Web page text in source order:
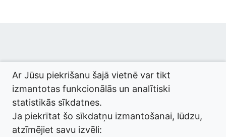
© 2026 termini.gov.lv. Izstrādātājs:Tilde.
Ar Jūsu piekrišanu šajā vietnē var tikt
izmantotas funkcionālās un analītiski
statistikās sīkdatnes.
Ja piekrītat šo sīkdatņu izmantošanai, lūdzu,
atzīmējiet savu izvēli: